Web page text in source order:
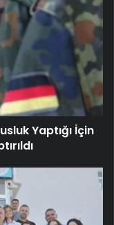
Yaptığı İçin